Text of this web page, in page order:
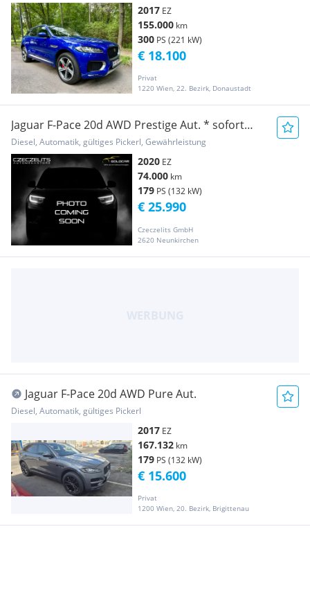
2017 EZ
155.000 km
300 PS (221 kW)
Privat
1220 Wien, 22. Bezirk, Donaustadt
€ 18.100
Jaguar F-Pace 20d AWD Prestige Aut. * sofort
verfügbar *
Diesel, Automatik, gültiges Pickerl, Gewährleistung
2020 EZ
74.000 km
179 PS (132 kW)
Czeczelits GmbH
2620 Neunkirchen
€ 25.990
Jaguar F-Pace 20d AWD Pure Aut.
Diesel, Automatik, gültiges Pickerl
2017 EZ
167.132 km
179 PS (132 kW)
Privat
1200 Wien, 20. Bezirk, Brigittenau
€ 15.600